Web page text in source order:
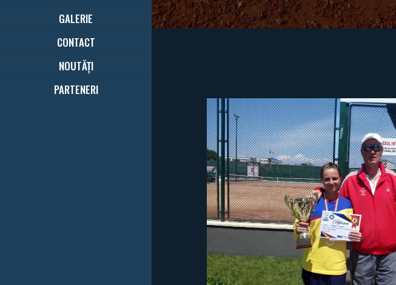
GALERIE
CONTACT
NOUTĂȚI
PARTENERI